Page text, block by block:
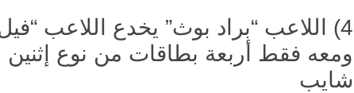
4) اللاعب “براد بوث” يخدع اللاعب
ومعه فقط أربعة بطاقات من نوع إثنين
شايب